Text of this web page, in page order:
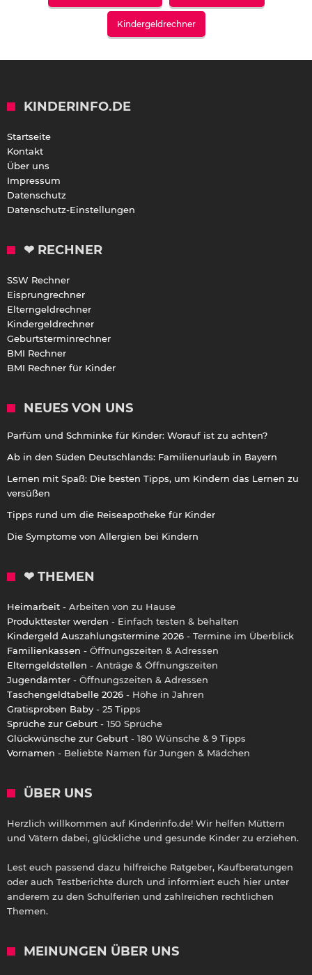
Kindergeldrechner
KINDERINFO.DE
Startseite
Kontakt
Über uns
Impressum
Datenschutz
Datenschutz-Einstellungen
❤ RECHNER
SSW Rechner
Eisprungrechner
Elterngeldrechner
Kindergeldrechner
Geburtsterminrechner
BMI Rechner
BMI Rechner für Kinder
NEUES VON UNS
Parfüm und Schminke für Kinder: Worauf ist zu achten?
Ab in den Süden Deutschlands: Familienurlaub in Bayern
Lernen mit Spaß: Die besten Tipps, um Kindern das Lernen zu
versüßen
Tipps rund um die Reiseapotheke für Kinder
Die Symptome von Allergien bei Kindern
❤ THEMEN
Heimarbeit - Arbeiten von zu Hause
Produkttester werden - Einfach testen & behalten
Kindergeld Auszahlungstermine 2026 - Termine im Überblick
Familienkassen - Öffnungszeiten & Adressen
Elterngeldstellen - Anträge & Öffnungszeiten
Jugendämter - Öffnungszeiten & Adressen
Taschengeldtabelle 2026 - Höhe in Jahren
Gratisproben Baby - 25 Tipps
Sprüche zur Geburt - 150 Sprüche
Glückwünsche zur Geburt - 180 Wünsche & 9 Tipps
Vornamen - Beliebte Namen für Jungen & Mädchen
ÜBER UNS
Herzlich willkommen auf Kinderinfo.de! Wir helfen Müttern
und Vätern dabei, glückliche und gesunde Kinder zu erziehen.
Lest euch passend dazu hilfreiche Ratgeber, Kaufberatungen
oder auch Testberichte durch und informiert euch hier unter
anderem zu den Schulferien und zahlreichen rechtlichen
Themen.
MEINUNGEN ÜBER UNS